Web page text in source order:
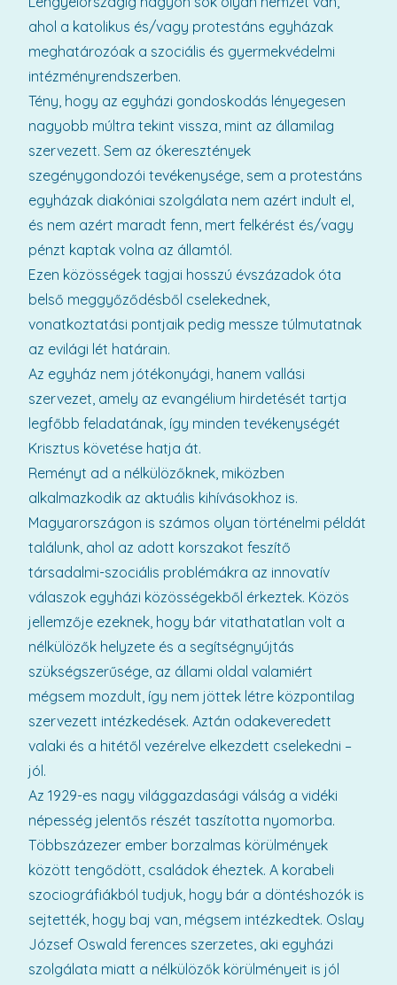
ahol a katolikus és/vagy protestáns egyházak
meghatározóak a szociális és gyermekvédelmi
intézményrendszerben.
Tény, hogy az egyházi gondoskodás lényegesen
nagyobb múltra tekint vissza, mint az államilag
szervezett. Sem az ókeresztények
szegénygondozói tevékenysége, sem a protestáns
egyházak diakóniai szolgálata nem azért indult el,
és nem azért maradt fenn, mert felkérést és/vagy
pénzt kaptak volna az államtól.
Ezen közösségek tagjai hosszú évszázadok óta
belső meggyőződésből cselekednek,
vonatkoztatási pontjaik pedig messze túlmutatnak
az evilági lét határain.
Az egyház nem jótékonyági, hanem vallási
szervezet, amely az evangélium hirdetését tartja
legfőbb feladatának, így minden tevékenységét
Krisztus követése hatja át.
Reményt ad a nélkülözőknek, miközben
alkalmazkodik az aktuális kihívásokhoz is.
Magyarországon is számos olyan történelmi példát
találunk, ahol az adott korszakot feszítő
társadalmi-szociális problémákra az innovatív
válaszok egyházi közösségekből érkeztek. Közös
jellemzője ezeknek, hogy bár vitathatatlan volt a
nélkülözők helyzete és a segítségnyújtás
szükségszerűsége, az állami oldal valamiért
mégsem mozdult, így nem jöttek létre központilag
szervezett intézkedések. Aztán odakeveredett
valaki és a hitétől vezérelve elkezdett cselekedni –
jól.
Az 1929-es nagy világgazdasági válság a vidéki
népesség jelentős részét taszította nyomorba.
Többszázezer ember borzalmas körülmények
között tengődött, családok éheztek. A korabeli
szociográfiákból tudjuk, hogy bár a döntéshozók is
sejtették, hogy baj van, mégsem intézkedtek. Oslay
József Oswald ferences szerzetes, aki egyházi
szolgálata miatt a nélkülözők körülményeit is jól